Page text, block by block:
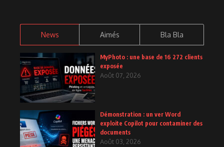
News Aimés Bla Bla
MyPhoto : une base de 16 272 clients
exposée
Août 07, 2026
Démonstration : un ver Word
exploite Copilot pour contaminer des
documents
Août 03, 2026